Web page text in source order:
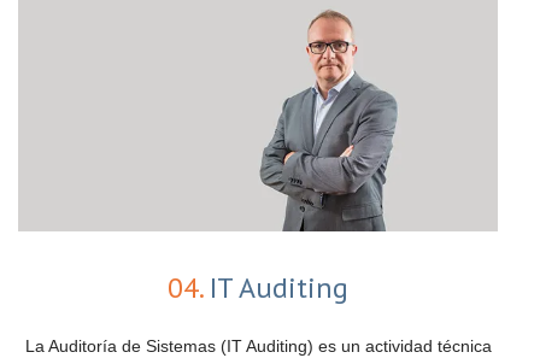
04.IT Auditing
La Auditoría de Sistemas (IT Auditing) es un actividad técnica